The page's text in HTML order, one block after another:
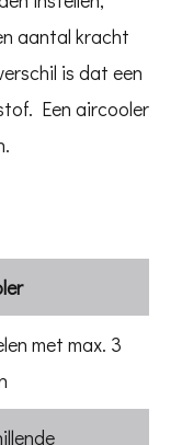
aantal kracht
is dat een
Een aircooler
met max. 3